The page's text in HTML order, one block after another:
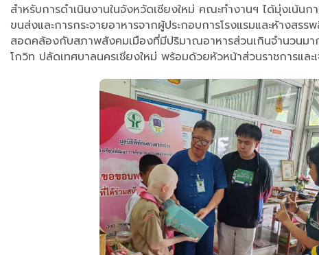
สำหรับการดำเนินงานในจังหวัดเชียงใหม่ คณะทำงานฯ ได้มุ่งเน้น
ขนส่งและการกระจายอาหารจากผู้ประกอบการโรงแรมและห้างส
สอดคล้องกับสภาพสังคมเมืองที่มีปริมาณอาหารส่วนเกินจำนวนม
โกวิท ปลัดเทศบาลนครเชียงใหม่ พร้อมด้วยหัวหน้าส่วนราชการแล